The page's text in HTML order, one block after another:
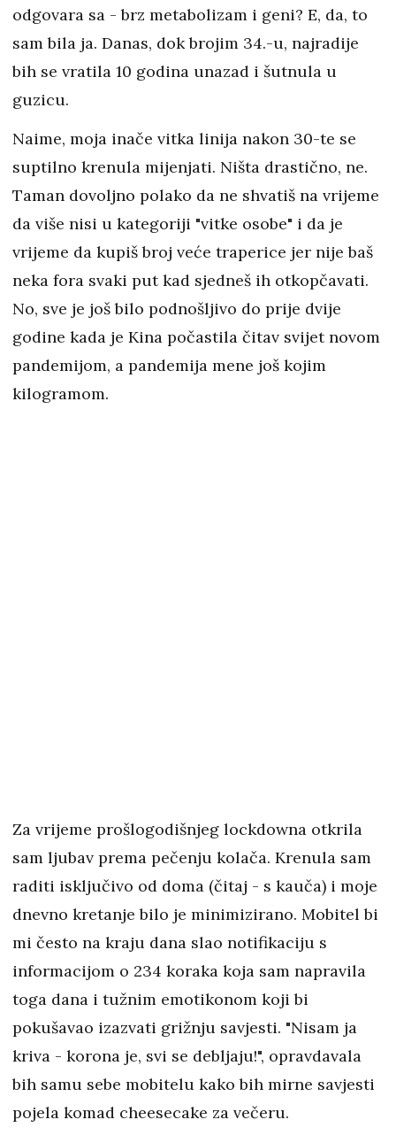
odgovara sa - brz metabolizam i geni? E, da, to
sam bila ja. Danas, dok brojim 34.-u, najradije
bih se vratila 10 godina unazad i šutnula u
guzicu.
Naime, moja inače vitka linija nakon 30-te se
suptilno krenula mijenjati. Ništa drastično, ne.
Taman dovoljno polako da ne shvatiš na vrijeme
da više nisi u kategoriji "vitke osobe" i da je
vrijeme da kupiš broj veće traperice jer nije baš
neka fora svaki put kad sjedneš ih otkopčavati.
No, sve je još bilo podnošljivo do prije dvije
godine kada je Kina počastila čitav svijet novom
pandemijom, a pandemija mene još kojim
kilogramom.
Za vrijeme prošlogodišnjeg lockdowna otkrila
sam ljubav prema pečenju kolača. Krenula sam
raditi isključivo od doma (čitaj - s kauča) i moje
dnevno kretanje bilo je minimizirano. Mobitel bi
mi često na kraju dana slao notifikaciju s
informacijom o 234 koraka koja sam napravila
toga dana i tužnim emotikonom koji bi
pokušavao izazvati grižnju savjesti. "Nisam ja
kriva - korona je, svi se debljaju!", opravdavala
bih samu sebe mobitelu kako bih mirne savjesti
pojela komad cheesecake za večeru.